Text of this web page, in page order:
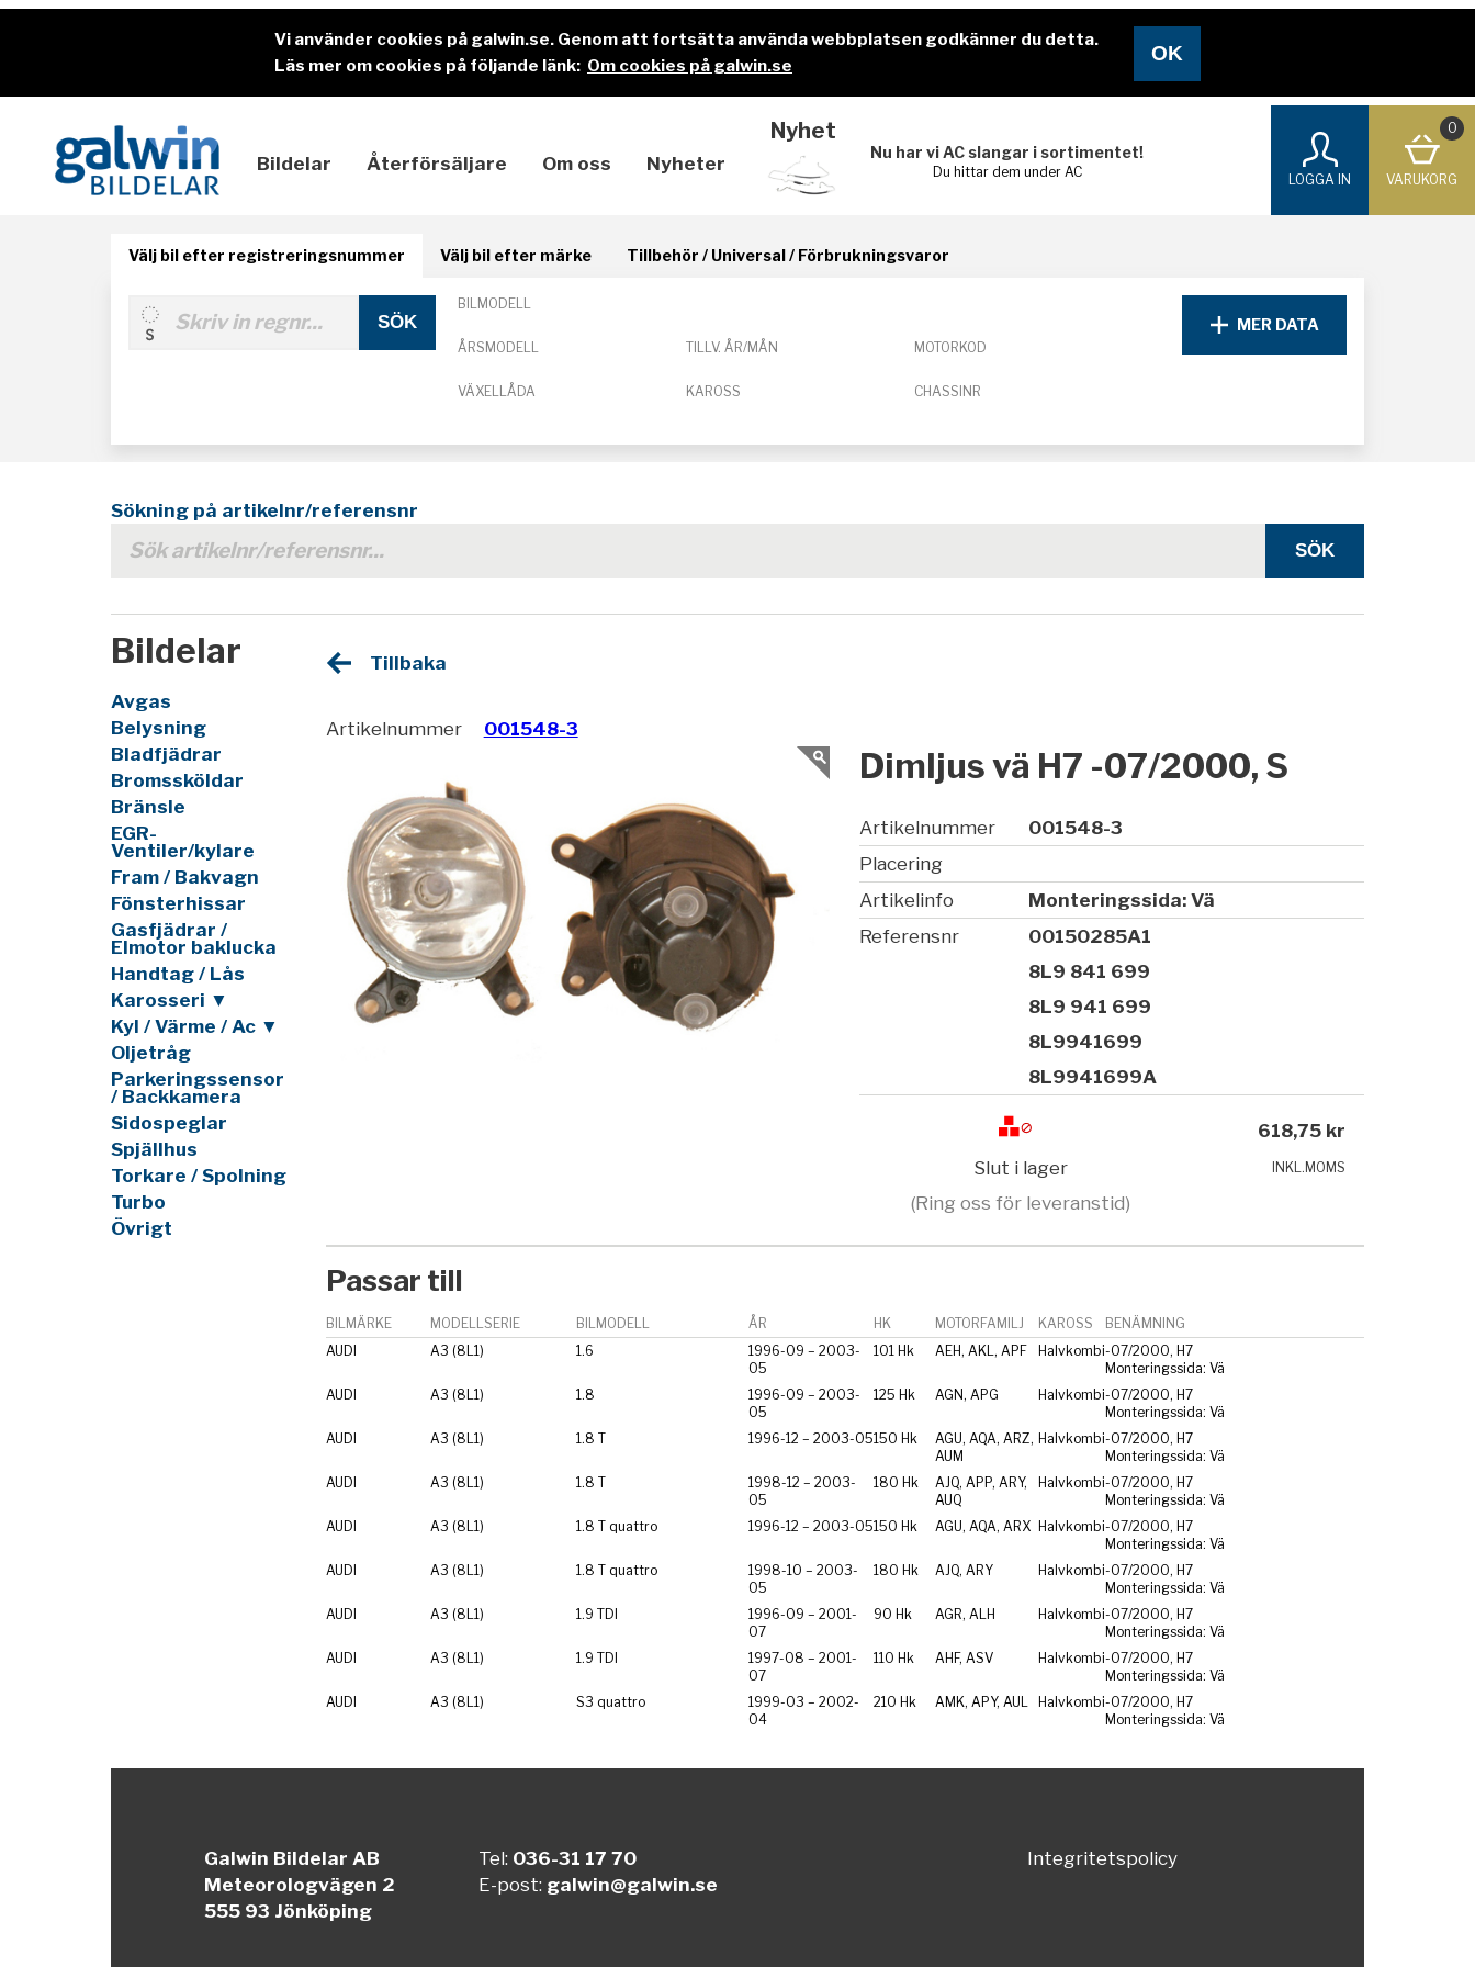
Vi använder cookies på galwin.se. Genom att fortsätta använda webbplatsen godkänner du detta.
Läs mer om cookies på följande länk: Om cookies på galwin.se
Bildelar Återförsäljare Om oss Nyheter
Nyhet
Nu har vi AC slangar i sortimentet!
Du hittar dem under AC
LOGGA IN
0
VARUKORG
Välj bil efter registreringsnummer Välj bil efter märke Tillbehör / Universal / Förbrukningsvaror
BILMODELL
ÅRSMODELL TILLV. ÅR/MÅN MOTORKOD
VÄXELLÅDA KAROSS CHASSINR
MER DATA
Sökning på artikelnr/referensnr
Bildelar
Avgas
Belysning
Bladfjädrar
Bromssköldar
Bränsle
EGR-
Ventiler/kylare
Fram / Bakvagn
Fönsterhissar
Gasfjädrar /
Elmotor baklucka
Handtag / Lås
Karosseri ▼
Kyl / Värme / Ac ▼
Oljetråg
Parkeringssensor
/ Backkamera
Sidospeglar
Spjällhus
Torkare / Spolning
Turbo
Övrigt
Tillbaka
Artikelnummer 001548-3
Dimljus vä H7 -07/2000, S
Artikelnummer
001548-3
Placering
Artikelinfo
Monteringssida: Vä
Referensnr
00150285A1
8L9 841 699
8L9 941 699
8L9941699
8L9941699A
Slut i lager
(Ring oss för leveranstid)
618,75 kr
INKL.MOMS
Passar till
BILMÄRKE MODELLSERIE BILMODELL ÅR HK MOTORFAMILJ KAROSS
BENÄMNING
AUDI
A3 (8L1) 1.6
1996-09 – 2003-
05
101 Hk AEH, AKL, APF Halvkombi-07/2000, H7
Monteringssida: Vä
AUDI
A3 (8L1) 1.8
1996-09 – 2003-
05
125 Hk AGN, APG Halvkombi-07/2000, H7
Monteringssida: Vä
AUDI
A3 (8L1) 1.8 T 1996-12 – 2003-05150 Hk
AGU, AQA, ARZ,
AUM
Halvkombi-07/2000, H7
Monteringssida: Vä
AUDI
A3 (8L1) 1.8 T
1998-12 – 2003-
05
180 Hk
AJQ, APP, ARY,
AUQ
Halvkombi-07/2000, H7
Monteringssida: Vä
AUDI
A3 (8L1) 1.8 T quattro 1996-12 – 2003-05150 Hk AGU, AQA, ARX Halvkombi-07/2000, H7
Monteringssida: Vä
AUDI
A3 (8L1) 1.8 T quattro
1998-10 – 2003-
05
180 Hk AJQ, ARY Halvkombi-07/2000, H7
Monteringssida: Vä
AUDI
A3 (8L1) 1.9 TDI
1996-09 – 2001-
07
90 Hk AGR, ALH Halvkombi-07/2000, H7
Monteringssida: Vä
AUDI
A3 (8L1) 1.9 TDI
1997-08 – 2001-
07
110 Hk AHF, ASV Halvkombi-07/2000, H7
Monteringssida: Vä
AUDI
A3 (8L1) S3 quattro
1999-03 – 2002-
04
210 Hk AMK, APY, AUL Halvkombi-07/2000, H7
Monteringssida: Vä
Galwin Bildelar AB
Meteorologvägen 2
555 93 Jönköping
Tel: 036-31 17 70
E-post: galwin@galwin.se
Integritetspolicy